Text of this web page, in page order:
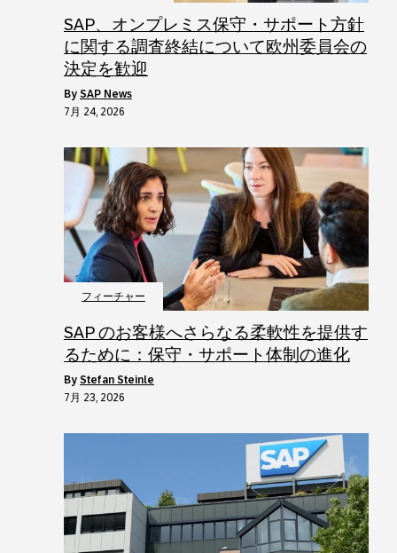
SAP、オンプレミス保守・サポート方針
に関する調査終結について欧州委員会の
決定を歓迎
by SAP News
7月 24, 2026
フィーチャー
SAP のお客様へさらなる柔軟性を提供す
るために：保守・サポート体制の進化
by Stefan Steinle
7月 23, 2026